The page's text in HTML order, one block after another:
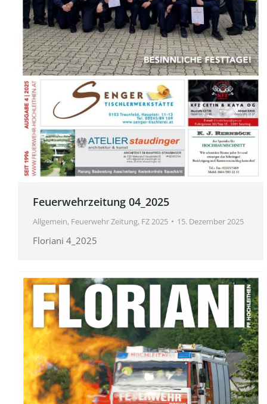
Feuerwehrzeitung 04_2025
Allgemein, Feuerwehr Zeitung, FZ 2025 15. Dezember 2025
Floriani 4_2025